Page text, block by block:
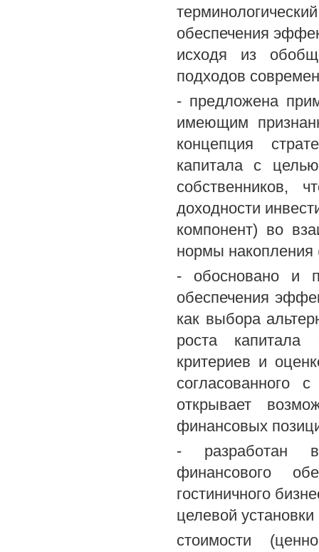
обеспечения
исходя из
подходов
- предложена
имеющим
концепция
капитала с
собственников,
доходности
компонент) во
нормы накопления
- обосновано и
обеспечения
как выбора
роста капитала
критериев и
согласованного
открывает
финансовых
- разработан
финансового
гостиничного
целевой установки
стоимости